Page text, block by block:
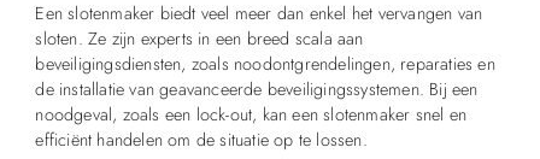
Een slotenmaker biedt veel meer dan enkel het vervangen van
sloten. Ze zijn experts in een breed scala aan
beveiligingsdiensten, zoals noodontgrendelingen, reparaties en
de installatie van geavanceerde beveiligingssystemen. Bij een
noodgeval, zoals een lock-out, kan een slotenmaker snel en
efficiënt handelen om de situatie op te lossen.